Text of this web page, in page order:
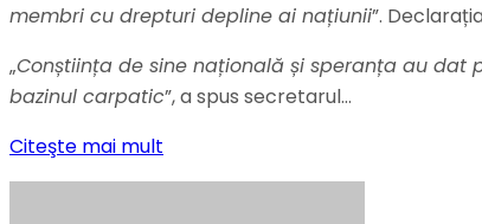
membri cu drepturi depline ai națiunii”.
„Conștiința de sine națională și speranța au dat
bazinul carpatic”, a spus secretarul…
Citeşte mai mult